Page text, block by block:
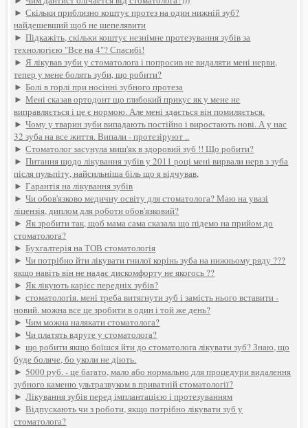
►Скільки приблизно коштує протез на один нижній зуб?
найдешевший щоб не шепелявити
►Підкажіть, скільки коштує незнімне протезування зубів за
технологією "Все на 4"? Спасибі!
►Я лікував зуби у стоматолога і попросив не видаляти мені нерви,
тепер у мене болять зуби, що робити?
►Болі в горлі при носінні зубного протеза
►Мені сказав ортодонт що глибокий прикус як у мене не
виправляється і це є нормою. Але мені здається він помиляється.
►Чому у тварин зуби випадають постійно і виростають нові. А у нас
32 зуба на все життя. Випали - протезіруют ..
►Стоматолог засунула миш'як в здоровий зуб !! Що робити?
►Питання щодо лікування зубів у 2011 році мені вирвали нерв з зуба
після пульпіту, найсильніша біль що я відчував,
►Гарантія на лікування зубів
►Чи обов'язково медичну освіту для стоматолога? Маю на увазі
ліцензія, диплом для роботи обов'язковий?
►Як зробити так, щоб мама сама сказала що підемо на прийом до
стоматолога?
►Бухгалтерія на ТОВ стоматологія
►Чи потрібно йти лікувати гнилої корінь зуба на нижньому ряду ???
якщо навіть він не надає дискомфорту не якогось ??
►Як лікують карієс передніх зубів?
►стоматологія. мені треба витягнути зуб і замість нього вставити -
новий. можна все це зробити в один і той же день?
►Чим можна налякати стоматолога?
►Чи платять вдруге у стоматолога?
►що робити якщо боїшся йти до стоматолога лікувати зуб? Знаю, що
буде боляче, бо уколи не діють.
►5000 руб. - це багато, мало або нормально для процедури видалення
зубного каменю ультразвуком в приватній стоматології?
►Лікування зубів перед імплантацією і протезуванням
►Відпускають чи з роботи, якщо потрібно лікувати зуб у
стоматолога?